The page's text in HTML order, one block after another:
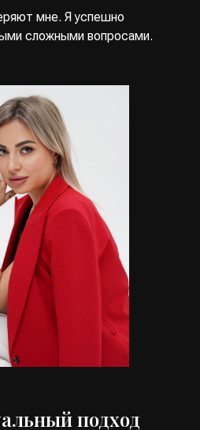
мне. Я успешно
сложными вопросами.
подход